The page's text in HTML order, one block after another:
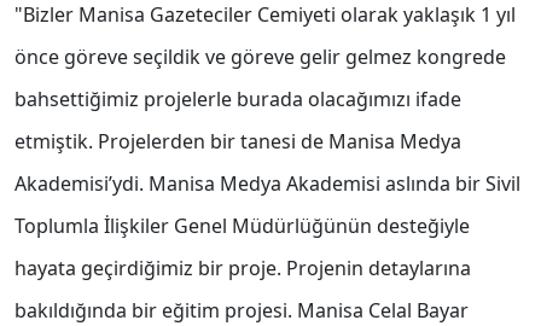
"Bizler Manisa Gazeteciler Cemiyeti olarak yaklaşık 1 yıl
önce göreve seçildik ve göreve gelir gelmez kongrede
bahsettiğimiz projelerle burada olacağımızı ifade
etmiştik. Projelerden bir tanesi de Manisa Medya
Akademisi’ydi. Manisa Medya Akademisi aslında bir Sivil
Toplumla İlişkiler Genel Müdürlüğünün desteğiyle
hayata geçirdiğimiz bir proje. Projenin detaylarına
bakıldığında bir eğitim projesi. Manisa Celal Bayar